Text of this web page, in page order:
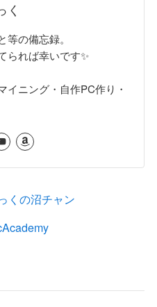
く
の備忘録。
られば幸いです✨
イニング・自作PC作り・
くの沼チャン